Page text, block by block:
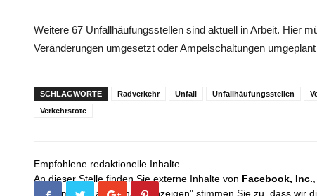
Weitere 67 Unfallhäufungsstellen sind aktuell in Arbeit. Hier
Veränderungen umgesetzt oder Ampelschaltungen
SCHLAGWORTE Radverkehr Unfall Unfallhäufungsstellen
Verkehrstote
Empfohlene redaktionelle Inhalte
An dieser Stelle finden Sie externe Inhalte von Facebook, Inc.
Mit dem Klick auf "Inhalte anzeigen" stimmen Sie zu, dass wir